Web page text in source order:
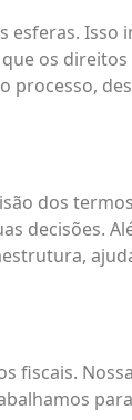
esferas. Isso
os direitos
dos
decisões.
fiscais.